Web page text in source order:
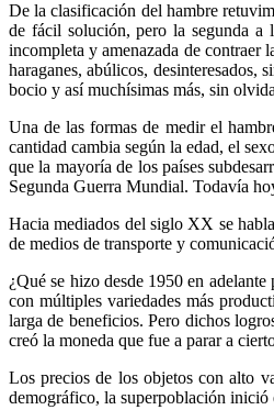
De la clasificación del hambre
de fácil solución, pero la segunda a
incompleta y amenazada de contraer
haraganes, abúlicos, desinteresados,
bocio y así muchísimas más, sin
Una de las formas de medir el
cantidad cambia según la edad, el
que la mayoría de los países
Segunda Guerra Mundial. Todavía
Hacia mediados del siglo XX se
de medios de transporte y
¿Qué se hizo desde 1950 en
con múltiples variedades más
larga de beneficios. Pero dichos
creó la moneda que fue a parar a
Los precios de los objetos con alto
demográfico, la superpoblación inició